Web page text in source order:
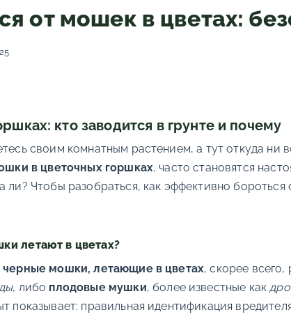
от мошек в цветах:
кто заводится в грунте и почему
своим комнатным растением, а тут откуда
в цветочных горшках, часто становятся
Чтобы разобраться, как эффективно
летают в цветах?
черные мошки, летающие в цветах, скорее
, либо плодовые мушки, более известные как
показывает: правильная идентификация